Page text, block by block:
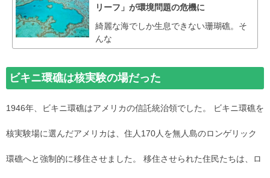
リーフ」が環境問題の危機に
綺麗な海でしか生息できない珊瑚礁。そ
んな
ビキニ環礁は核実験の場だった
1946年、ビキニ環礁はアメリカの信託統治領でした。 ビキニ環礁を
核実験場に選んだアメリカは、住人170人を無人島のロンゲリック
環礁へと強制的に移住させました。 移住させられた住民たちは、ロ